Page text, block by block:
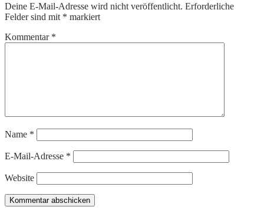
Deine E-Mail-Adresse wird nicht veröffentlicht. Erforderliche
Felder sind mit * markiert
Kommentar *
Name *
E-Mail-Adresse *
Website